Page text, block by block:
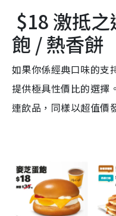
$18 激抵
飽 / 熱香餅
如果你係經典口味的支
提供極具性價比的選擇
連飲品，同樣以超值價